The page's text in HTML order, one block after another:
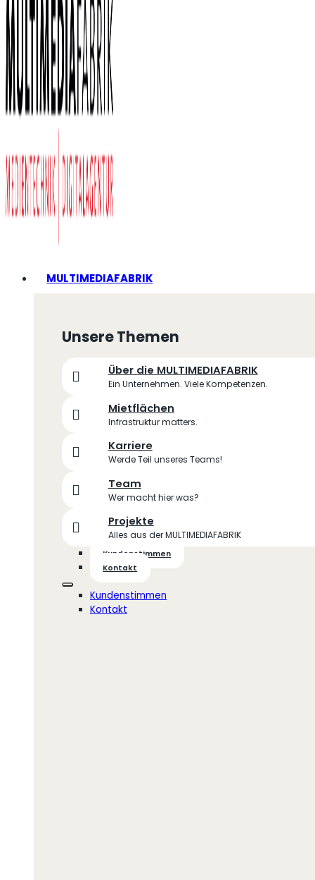
MULTIMEDIAFABRIK
Unsere Themen
Über die MULTIMEDIAFABRIK
Ein Unternehmen. Viele Kompetenzen.
Mietflächen
Infrastruktur matters.
Karriere
Werde Teil unseres Teams!
Team
Wer macht hier was?
Projekte
Alles aus der MULTIMEDIAFABRIK
Kundenstimmen
Kontakt
Kundenstimmen
Kontakt